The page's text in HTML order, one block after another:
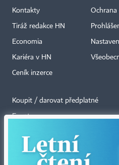
Kontakty
Tiráž redakce HN
Economia
Kariéra v HN
Ceník inzerce
Ochrana
Koupit / darovat předplatné
Eventy
RSS kanály